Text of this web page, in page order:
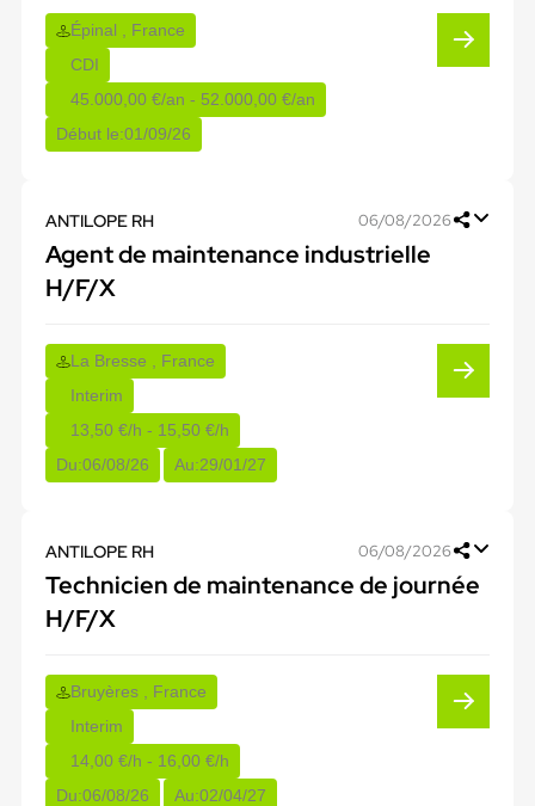
Épinal , France
CDI
45.000,00 €/an - 52.000,00 €/an
Début le:01/09/26
ANTILOPE RH 06/08/2026
Agent de maintenance industrielle
H/F/X
La Bresse , France
Interim
13,50 €/h - 15,50 €/h
Du:06/08/26 Au:29/01/27
ANTILOPE RH 06/08/2026
Technicien de maintenance de journée
H/F/X
Bruyères , France
Interim
14,00 €/h - 16,00 €/h
Du:06/08/26 Au:02/04/27